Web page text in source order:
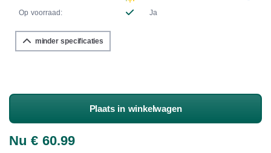
Op voorraad:
Ja
minder specificaties
Plaats in winkelwagen
Nu € 60.99